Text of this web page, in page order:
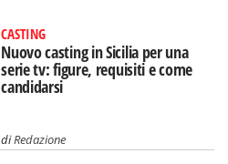
CASTING
Nuovo casting in Sicilia per una
serie tv: figure, requisiti e come
candidarsi
diRedazione